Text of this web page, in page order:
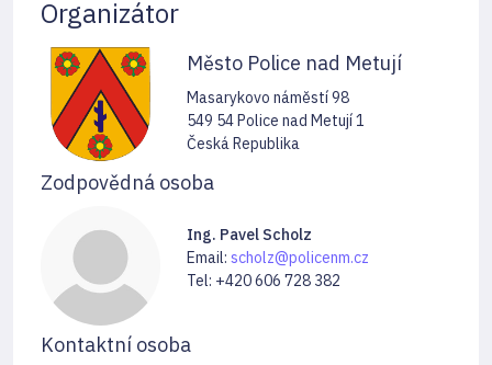
Organizátor
Město Police nad Metují
Masarykovo náměstí 98
549 54 Police nad Metují 1
Česká Republika
Zodpovědná osoba
Ing. Pavel Scholz
Email: scholz@policenm.cz
Tel: +420 606 728 382
Kontaktní osoba